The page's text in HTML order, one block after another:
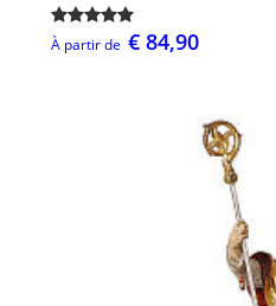
À partir de € 84,90